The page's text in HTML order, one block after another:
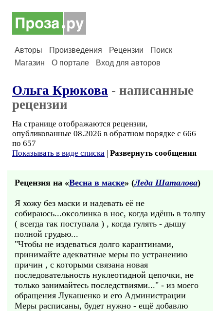
Авторы Произведения Рецензии
Поиск
Магазин
О портале Вход для авторов
Ольга Крюкова - написанные
рецензии
На странице отображаются рецензии,
опубликованные 08.2026 в обратном порядке с 666
по 657
Показывать в виде списка | Развернуть сообщения
Рецензия на «Весна в маске» (Леда Шаталова)
Я хожу без маски и надевать её не
собираюсь...оксолинка в нос, когда идёшь в толпу
( всегда так поступала ) , когда гулять - дышу
полной грудью...
"Чтобы не издеваться долго карантинами,
принимайте адекватные меры по устранению
причин , с которыми связана новая
последовательность нуклеотидной цепочки, не
только занимайтесь последствиями..." - из моего
обращения Лукашенко и его Администрации
Меры расписаны, будет нужно - ещё добавлю